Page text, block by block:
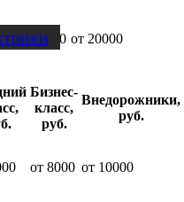
от 18000 от 20000
Бизнес-
класс,
руб.
Внедорожники,
руб.
от 8000 от 10000